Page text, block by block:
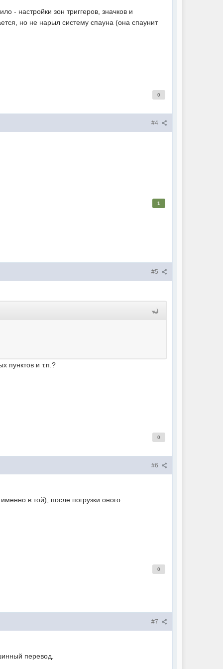
- настройки зон триггеров, значков и
но не нарыл систему спауна (она спаунит
0
#4
1
#5
пунктов и т.п.?
0
#6
в той), после погрузки оного.
0
#7
перевод.